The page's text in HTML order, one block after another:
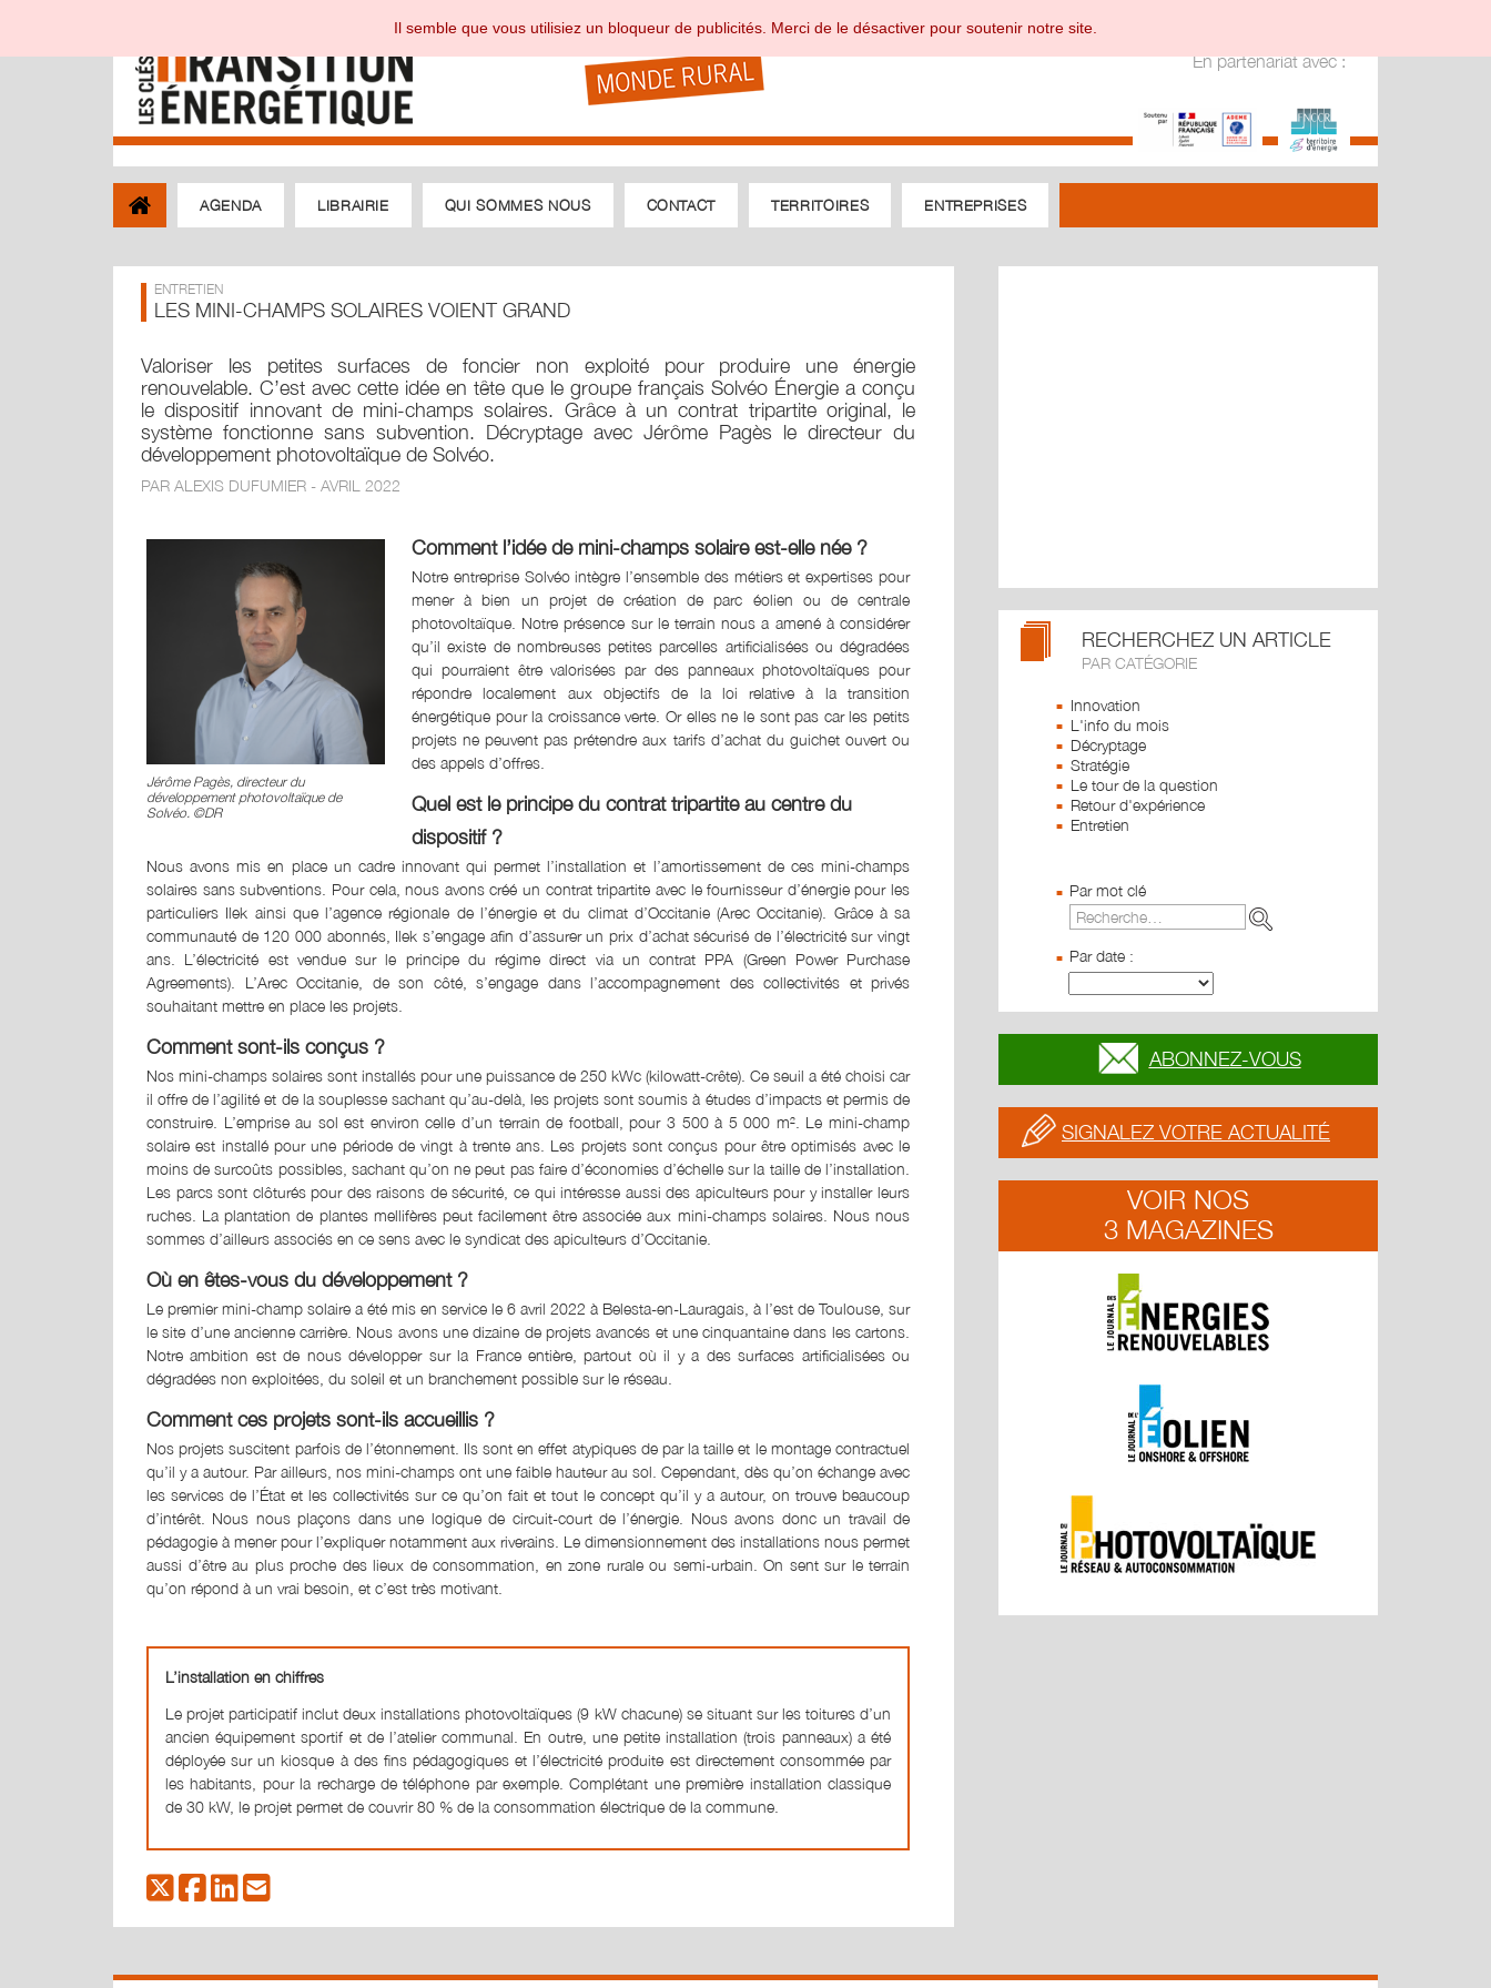
En partenariat avec :
AGENDA LIBRAIRIE QUI SOMMES NOUS CONTACT TERRITOIRES ENTREPRISES
ENTRETIEN
LES MINI-CHAMPS SOLAIRES VOIENT GRAND
Valoriser les petites surfaces de foncier non exploité pour produire une énergie
renouvelable. C’est avec cette idée en tête que le groupe français Solvéo Énergie a conçu
le dispositif innovant de mini-champs solaires. Grâce à un contrat tripartite original, le
système fonctionne sans subvention. Décryptage avec Jérôme Pagès le directeur du
développement photovoltaïque de Solvéo.
PAR ALEXIS DUFUMIER - AVRIL 2022
Jérôme Pagès, directeur du
développement photovoltaïque de
Solvéo. ©DR
Comment l’idée de mini-champs solaire est-elle née ?
Notre entreprise Solvéo intègre l’ensemble des métiers et expertises pour
mener à bien un projet de création de parc éolien ou de centrale
photovoltaïque. Notre présence sur le terrain nous a amené à considérer
qu’il existe de nombreuses petites parcelles artificialisées ou dégradées
qui pourraient être valorisées par des panneaux photovoltaïques pour
répondre localement aux objectifs de la loi relative à la transition
énergétique pour la croissance verte. Or elles ne le sont pas car les petits
projets ne peuvent pas prétendre aux tarifs d’achat du guichet ouvert ou
des appels d’offres.
Quel est le principe du contrat tripartite au centre du
dispositif ?
Nous avons mis en place un cadre innovant qui permet l’installation et l’amortissement de ces mini-champs
solaires sans subventions. Pour cela, nous avons créé un contrat tripartite avec le fournisseur d’énergie pour les
particuliers Ilek ainsi que l’agence régionale de l’énergie et du climat d’Occitanie (Arec Occitanie). Grâce à sa
communauté de 120 000 abonnés, Ilek s’engage afin d’assurer un prix d’achat sécurisé de l’électricité sur vingt
ans. L’électricité est vendue sur le principe du régime direct via un contrat PPA (Green Power Purchase
Agreements). L’Arec Occitanie, de son côté, s’engage dans l’accompagnement des collectivités et privés
souhaitant mettre en place les projets.
Comment sont-ils conçus ?
Nos mini-champs solaires sont installés pour une puissance de 250 kWc (kilowatt-crête). Ce seuil a été choisi car
il offre de l’agilité et de la souplesse sachant qu’au-delà, les projets sont soumis à études d’impacts et permis de
construire. L’emprise au sol est environ celle d’un terrain de football, pour 3 500 à 5 000 m². Le mini-champ
solaire est installé pour une période de vingt à trente ans. Les projets sont conçus pour être optimisés avec le
moins de surcoûts possibles, sachant qu’on ne peut pas faire d’économies d’échelle sur la taille de l’installation.
Les parcs sont clôturés pour des raisons de sécurité, ce qui intéresse aussi des apiculteurs pour y installer leurs
ruches. La plantation de plantes mellifères peut facilement être associée aux mini-champs solaires. Nous nous
sommes d’ailleurs associés en ce sens avec le syndicat des apiculteurs d’Occitanie.
Où en êtes-vous du développement ?
Le premier mini-champ solaire a été mis en service le 6 avril 2022 à Belesta-en-Lauragais, à l’est de Toulouse, sur
le site d’une ancienne carrière. Nous avons une dizaine de projets avancés et une cinquantaine dans les cartons.
Notre ambition est de nous développer sur la France entière, partout où il y a des surfaces artificialisées ou
dégradées non exploitées, du soleil et un branchement possible sur le réseau.
Comment ces projets sont-ils accueillis ?
Nos projets suscitent parfois de l’étonnement. Ils sont en effet atypiques de par la taille et le montage contractuel
qu’il y a autour. Par ailleurs, nos mini-champs ont une faible hauteur au sol. Cependant, dès qu’on échange avec
les services de l’État et les collectivités sur ce qu’on fait et tout le concept qu’il y a autour, on trouve beaucoup
d’intérêt. Nous nous plaçons dans une logique de circuit-court de l’énergie. Nous avons donc un travail de
pédagogie à mener pour l’expliquer notamment aux riverains. Le dimensionnement des installations nous permet
aussi d’être au plus proche des lieux de consommation, en zone rurale ou semi-urbain. On sent sur le terrain
qu’on répond à un vrai besoin, et c’est très motivant.
L’installation en chiffres
Le projet participatif inclut deux installations photovoltaïques (9 kW chacune) se situant sur les toitures d’un
ancien équipement sportif et de l’atelier communal. En outre, une petite installation (trois panneaux) a été
déployée sur un kiosque à des fins pédagogiques et l’électricité produite est directement consommée par
les habitants, pour la recharge de téléphone par exemple. Complétant une première installation classique
de 30 kW, le projet permet de couvrir 80 % de la consommation électrique de la commune.
RECHERCHEZ UN ARTICLE
PAR CATÉGORIE
Innovation
L'info du mois
Décryptage
Stratégie
Le tour de la question
Retour d'expérience
Entretien
Par mot clé
Par date :
ABONNEZ-VOUS
SIGNALEZ VOTRE ACTUALITÉ
VOIR NOS
3 MAGAZINES
Il semble que vous utilisiez un bloqueur de publicités. Merci de le désactiver pour soutenir notre site.